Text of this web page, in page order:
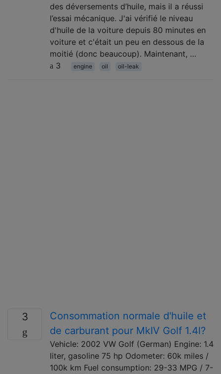
des déversements d’huile, mais il a réussi
l’essai mécanique. J'ai vérifié le niveau
d'huile de la voiture depuis 80 minutes en
voiture et c'était un peu en dessous de la
moitié (donc beaucoup). Maintenant, …
3
engine oil oil-leak
3
Consommation normale d'huile et
de carburant pour MkIV Golf 1.4l?
Vehicle: 2002 VW Golf (German) Engine: 1.4
liter, gasoline 75 hp Odometer: 60k miles /
100k km Fuel consumption: 29-33 MPG / 7-